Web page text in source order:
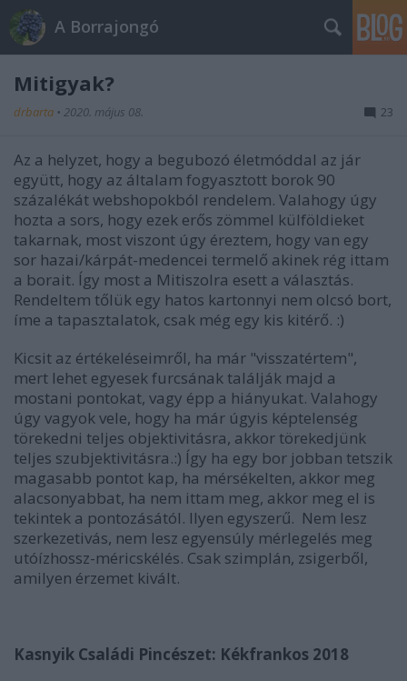
A Borrajongó
Mitigyak?
drbarta • 2020. május 08. 23
Az a helyzet, hogy a begubozó életmóddal az jár
együtt, hogy az általam fogyasztott borok 90
százalékát webshopokból rendelem. Valahogy úgy
hozta a sors, hogy ezek erős zömmel külföldieket
takarnak, most viszont úgy éreztem, hogy van egy
sor hazai/kárpát-medencei termelő akinek rég ittam
a borait. Így most a Mitiszolra esett a választás.
Rendeltem tőlük egy hatos kartonnyi nem olcsó bort,
íme a tapasztalatok, csak még egy kis kitérő. :)
Kicsit az értékeléseimről, ha már "visszatértem",
mert lehet egyesek furcsának találják majd a
mostani pontokat, vagy épp a hiányukat. Valahogy
úgy vagyok vele, hogy ha már úgyis képtelenség
törekedni teljes objektivitásra, akkor törekedjünk
teljes szubjektivitásra.:) Így ha egy bor jobban tetszik
magasabb pontot kap, ha mérsékelten, akkor meg
alacsonyabbat, ha nem ittam meg, akkor meg el is
tekintek a pontozásától. Ilyen egyszerű. Nem lesz
szerkezetivás, nem lesz egyensúly mérlegelés meg
utóízhossz-méricskélés. Csak szimplán, zsigerből,
amilyen érzemet kivált.
Kasnyik Családi Pincészet: Kékfrankos 2018